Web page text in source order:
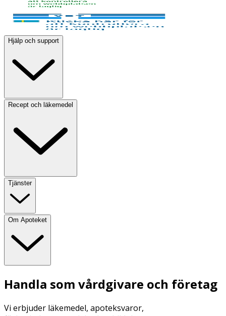
Hjälp och support
Recept och läkemedel
Tjänster
Om Apoteket
Handla som vårdgivare och företag
Vi erbjuder läkemedel, apoteksvaror,